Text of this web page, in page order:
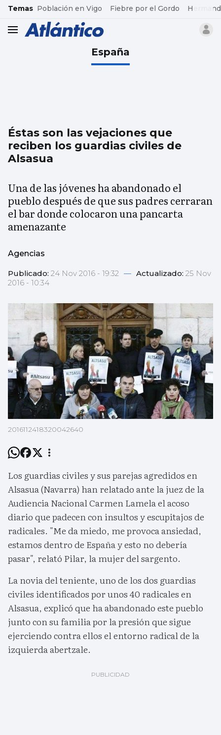
common.go-to-content
Temas Población en Vigo Fiebre por el Gordo
header.menu.open
España
Éstas son las vejaciones que
reciben los guardias civiles de
Alsasua
Una de las jóvenes ha abandonado el
pueblo después de que sus padres cerraran
el bar donde colocaron una pancarta
amenazante
Agencias
Publicado: 24 Nov 2016 - 19:32 — Actualizado: 25 Nov
2016 - 10:34
2016112418320042640
Los guardias civiles y sus parejas agredidos en
Alsasua (Navarra) han relatado ante la juez de la
Audiencia Nacional Carmen Lamela el acoso
diario que padecen con insultos y escupitajos de
radicales. "Me da miedo, me provoca ansiedad,
estamos dentro de España y esto no debería
pasar", relató Pilar, la mujer del sargento.
La novia del teniente, uno de los dos guardias
civiles identificados por unos 40 radicales en
Alsasua, explicó que ha abandonado este pueblo
junto con su familia por la presión que sigue
ejerciendo contra ellos el entorno radical de la
izquierda abertzale.